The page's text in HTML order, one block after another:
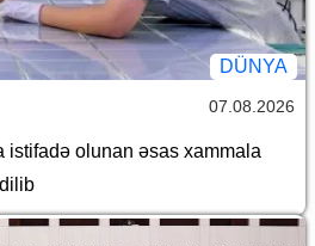
DÜNYA
07.08.2026
istifadə olunan əsas xammala